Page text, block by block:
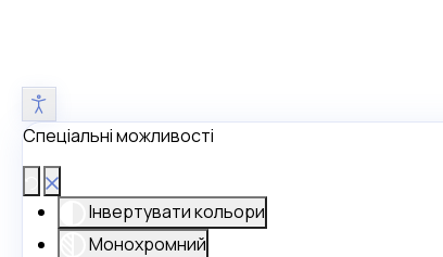
Спеціальні можливості
Інвертувати кольори
Монохромний